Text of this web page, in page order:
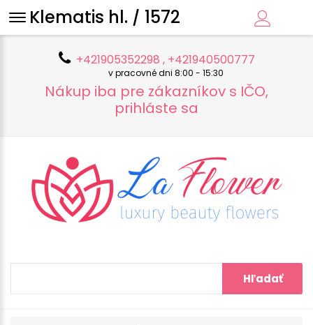
+421905352298 , +421940500777
v pracovné dni 8:00 - 15:30
Nákup iba pre zákazníkov s IČO,
prihláste sa
Hľadať
Klematis hl. / 1572